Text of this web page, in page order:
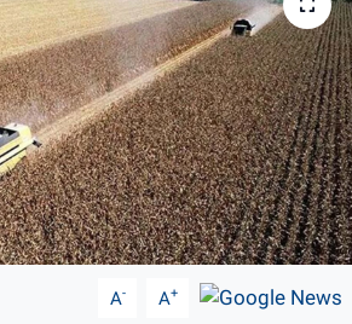
A- A+
Mamüller